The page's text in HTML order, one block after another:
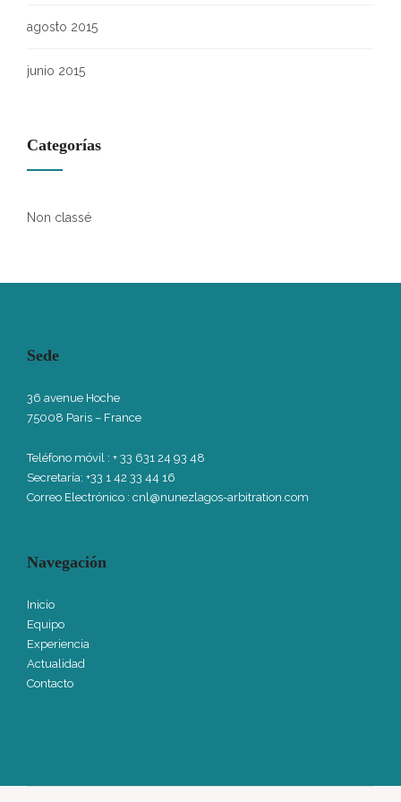
agosto 2015
junio 2015
Categorías
Non classé
Sede
36 avenue Hoche
75008 Paris – France
Teléfono móvil : + 33 631 24 93 48
Secretaría: +33 1 42 33 44 16
Correo Electrónico : cnl@nunezlagos-arbitration.com
Navegación
Inicio
Equipo
Experiencia
Actualidad
Contacto